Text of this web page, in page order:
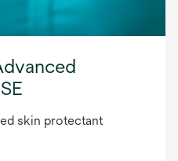
skin protectant